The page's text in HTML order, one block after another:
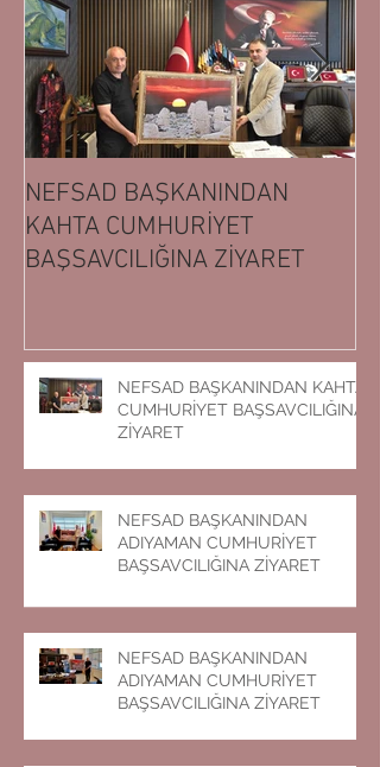
NEFSAD BAŞKANINDAN
KAHTA CUMHURİYET
BAŞSAVCILIĞINA ZİYARET
NEFSAD BAŞKANINDAN KAHTA
CUMHURİYET BAŞSAVCILIĞINA
ZİYARET
NEFSAD BAŞKANINDAN
ADIYAMAN CUMHURİYET
BAŞSAVCILIĞINA ZİYARET
NEFSAD BAŞKANINDAN
ADIYAMAN CUMHURİYET
BAŞSAVCILIĞINA ZİYARET